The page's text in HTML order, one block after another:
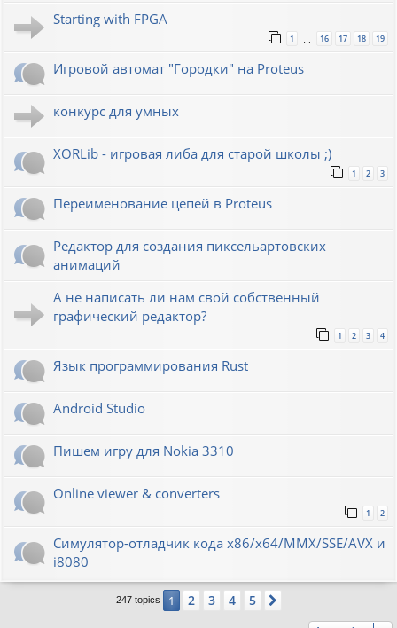
Starting with FPGA
1 16 17 18 19
Игровой автомат "Городки" на Proteus
конкурс для умных
XORLib - игровая либа для старой школы ;)
1 2 3
Переименование цепей в Proteus
Редактор для создания пиксельартовских
анимаций
А не написать ли нам свой собственный
графический редактор?
1 2 3 4
Язык программирования Rust
Android Studio
Пишем игру для Nokia 3310
Online viewer & converters
1 2
Симулятор-отладчик кода x86/x64/MMX/SSE/AVX и
i8080
247 topics 1 2 3 4 5